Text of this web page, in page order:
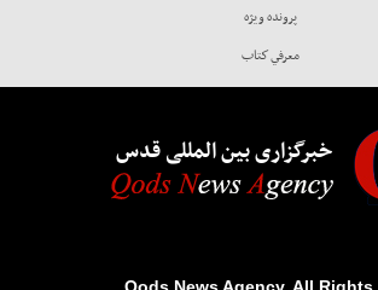
پرونده ويژه
معرفي كتاب
خبرگزاری بین المللی قدس